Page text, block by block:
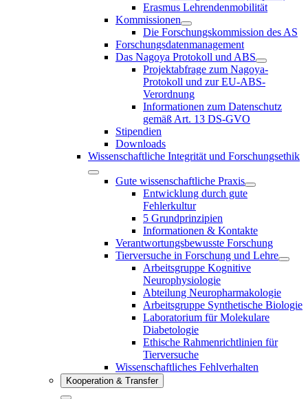
Erasmus Lehrendenmobilität
Kommissionen
Die Forschungskommission des AS
Forschungsdatenmanagement
Das Nagoya Protokoll und ABS
Projektabfrage zum Nagoya-
Protokoll und zur EU-ABS-
Verordnung
Informationen zum Datenschutz
gemäß Art. 13 DS-GVO
Stipendien
Downloads
Wissenschaftliche Integrität und Forschungsethik
Gute wissenschaftliche Praxis
Entwicklung durch gute
Fehlerkultur
5 Grundprinzipien
Informationen & Kontakte
Verantwortungsbewusste Forschung
Tierversuche in Forschung und Lehre
Arbeitsgruppe Kognitive
Neurophysiologie
Abteilung Neuropharmakologie
Arbeitsgruppe Synthetische Biologie
Laboratorium für Molekulare
Diabetologie
Ethische Rahmenrichtlinien für
Tierversuche
Wissenschaftliches Fehlverhalten
Kooperation & Transfer